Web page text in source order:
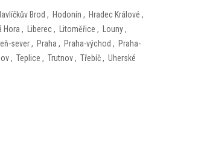
Brod , Hodonín , Hradec Králové ,
Hora , Liberec, Litoměřice , Louny,
sever, Praha , Praha-východ , Praha-
, Teplice , Trutnov, Třebíč, Uherské